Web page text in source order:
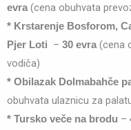
evra(cena obuhvata
* Krstarenje Bosforom,
Pjer Loti
– 30 evra(cena
vodiča)
* Obilazak Dolmabahče
obuhvata ulaznicu za
* Tursko veče na brodu –